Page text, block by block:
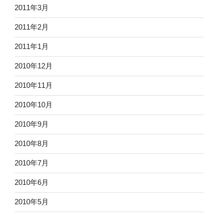
2011年3月
2011年2月
2011年1月
2010年12月
2010年11月
2010年10月
2010年9月
2010年8月
2010年7月
2010年6月
2010年5月